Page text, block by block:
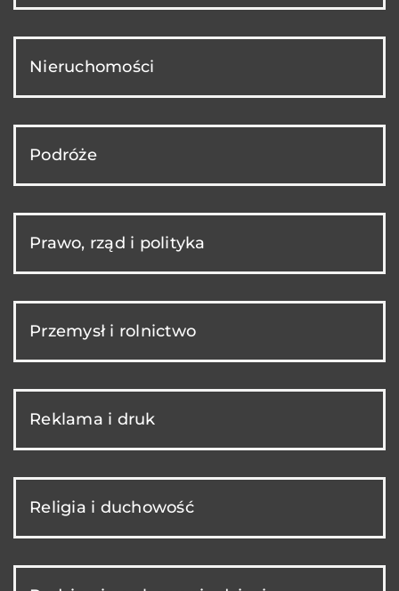
Nieruchomości
Podróże
Prawo, rząd i polityka
Przemysł i rolnictwo
Reklama i druk
Religia i duchowość